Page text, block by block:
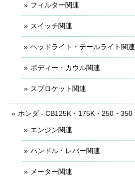
フィルター関連
スイッチ関連
ヘッドライト・テールライト関連
ボディー・カウル関連
スプロケット関連
ホンダ - CB125K・175K・250・350
エンジン関連
ハンドル・レバー関連
メーター関連